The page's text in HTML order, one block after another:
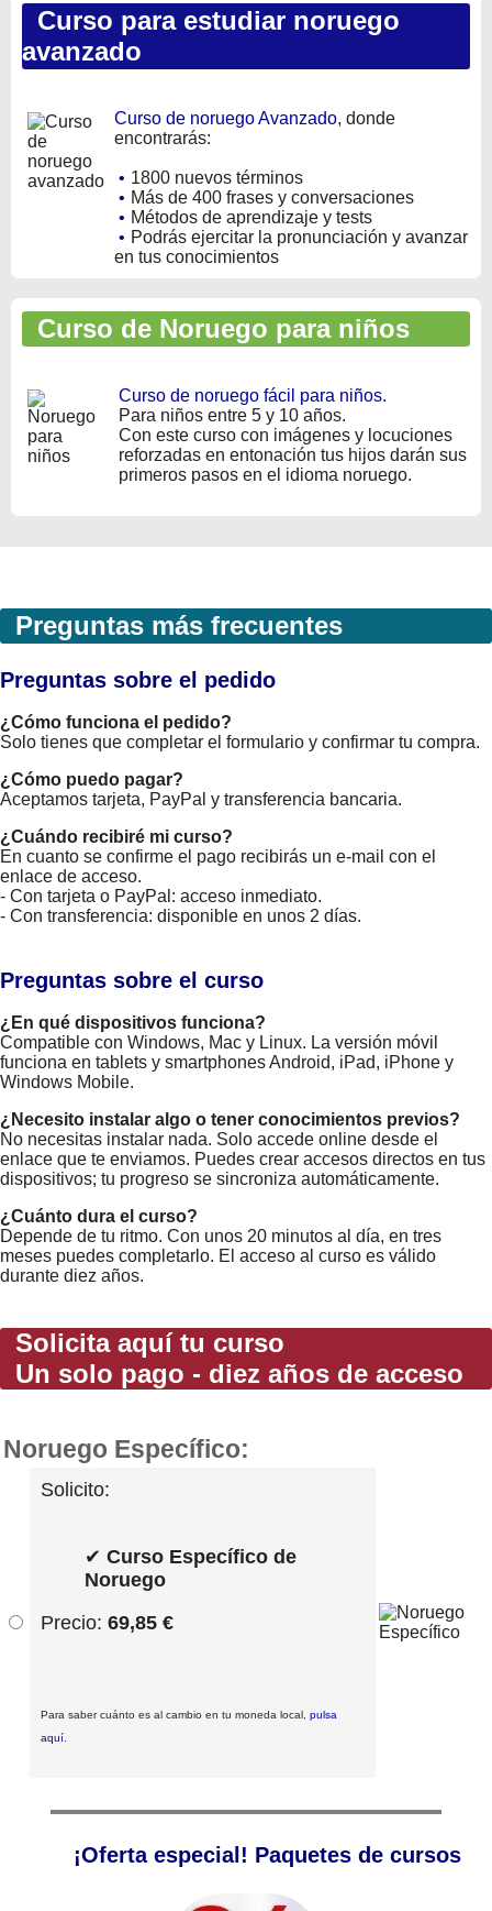
Curso para estudiar noruego
avanzado
Curso de noruego Avanzado, donde
encontrarás:
• 1800 nuevos términos
• Más de 400 frases y conversaciones
• Métodos de aprendizaje y tests
• Podrás ejercitar la pronunciación y avanzar
en tus conocimientos
Curso de Noruego para niños
Curso de noruego fácil para niños.
Para niños entre 5 y 10 años.
Con este curso con imágenes y locuciones
reforzadas en entonación tus hijos darán sus
primeros pasos en el idioma noruego.
Preguntas más frecuentes
Preguntas sobre el pedido
¿Cómo funciona el pedido?
Solo tienes que completar el formulario y confirmar tu compra.
¿Cómo puedo pagar?
Aceptamos tarjeta, PayPal y transferencia bancaria.
¿Cuándo recibiré mi curso?
En cuanto se confirme el pago recibirás un e-mail con el
enlace de acceso.
- Con tarjeta o PayPal: acceso inmediato.
- Con transferencia: disponible en unos 2 días.
Preguntas sobre el curso
¿En qué dispositivos funciona?
Compatible con Windows, Mac y Linux. La versión móvil
funciona en tablets y smartphones Android, iPad, iPhone y
Windows Mobile.
¿Necesito instalar algo o tener conocimientos previos?
No necesitas instalar nada. Solo accede online desde el
enlace que te enviamos. Puedes crear accesos directos en tus
dispositivos; tu progreso se sincroniza automáticamente.
¿Cuánto dura el curso?
Depende de tu ritmo. Con unos 20 minutos al día, en tres
meses puedes completarlo. El acceso al curso es válido
durante diez años.
Solicita aquí tu curso
Un solo pago - diez años de acceso
Noruego Específico:
Solicito:
✔ Curso Específico de
Noruego
Precio: 69,85 €
Para saber cuánto es al cambio en tu moneda local, pulsa
aquí
¡Oferta especial! Paquetes de cursos